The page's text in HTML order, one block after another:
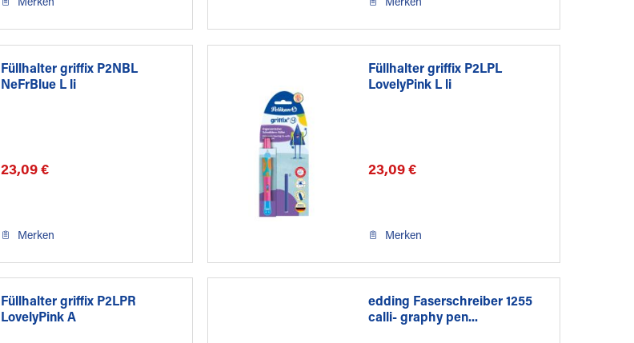
Merken Merken
Füllhalter griffix P2NBL
NeFrBlue L li
23,09 €
Merken
Füllhalter griffix P2LPL
LovelyPink L li
23,09 €
Merken
Füllhalter griffix P2LPR
LovelyPink A
edding Faserschreiber 1255
calli- graphy pen...